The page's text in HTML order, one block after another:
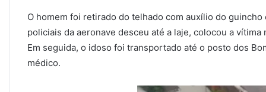
O homem foi retirado do telhado com auxílio do
policiais da aeronave desceu até a laje, colocou a
Em seguida, o idoso foi transportado até o posto dos
médico.